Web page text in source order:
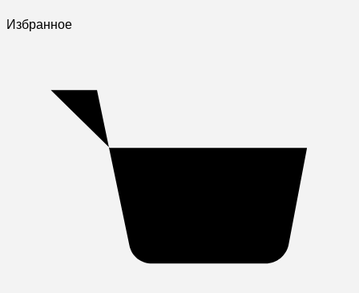
Избранное